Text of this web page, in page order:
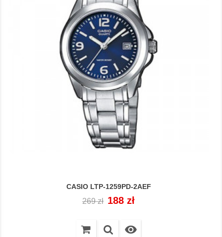
CASIO LTP-1259PD-2AEF
Cena
269 zł Cena
188 zł
